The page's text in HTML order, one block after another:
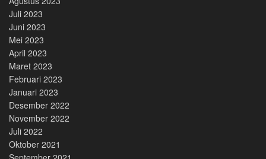
Juli 2023
Juni 2023
Mei 2023
April 2023
Maret 2023
Februari 2023
Januari 2023
Desember 2022
November 2022
Juli 2022
Oktober 2021